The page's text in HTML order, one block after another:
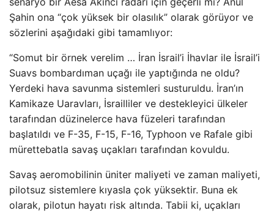
Şahin ona “çok yüksek bir olasılık” olarak görüyor ve
sözlerini aşağıdaki gibi tamamlıyor:
“Somut bir örnek verelim … İran İsrail’i İhavlar ile İsrail’i
Suavs bombardıman uçağı ile yaptığında ne oldu?
Yerdeki hava savunma sistemleri susturuldu. İran’ın
Kamikaze Uaravları, İsrailliler ve destekleyici ülkeler
tarafından düzinelerce hava füzeleri tarafından
başlatıldı ve F-35, F-15, F-16, Typhoon ve Rafale gibi
mürettebatla savaş uçakları tarafından kovuldu.
Savaş aeromobilinin üniter maliyeti ve zaman maliyeti,
pilotsuz sistemlere kıyasla çok yüksektir. Buna ek
olarak, pilotun hayatı risk altında. Tabii ki, uçakları